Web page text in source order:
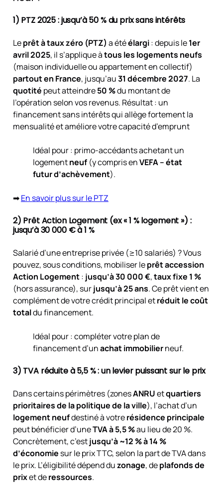
1) PTZ 2025 : jusqu’à 50 % du prix sans intérêts
Leprêt à taux zéro (PTZ) a étéélargi: depuis le1er
avril 2025, il s’applique àtous les logements neufs
(maison individuelle ou appartement en collectif)
partout en France, jusqu’au31 décembre 2027. La
quotité peut atteindre50 %du montant de
l’opération selon vos revenus. Résultat : un
financement sans intérêts qui allège fortement la
mensualité et améliore votre capacité d’emprunt
Idéal pour : primo-accédants achetant un
logementneuf(y compris enVEFA – état
futur d’achèvement).
➡En savoir plus sur le PTZ
2) Prêt Action Logement (ex « 1 % logement ») :
jusqu’à 30 000 € à 1 %
Salarié d’une entreprise privée (≥10 salariés) ? Vous
pouvez, sous conditions, mobiliser leprêt accession
Action Logement: jusqu’à 30 000 €,taux fixe 1 %
(hors assurance), surjusqu’à 25 ans. Ce prêt vient en
complément de votre crédit principal etréduit le coût
totaldu financement.
Idéal pour : compléter votre plan de
financement d’unachat immobilierneuf.
3) TVA réduite à 5,5 % : un levier puissant sur le prix
Dans certains périmètres (zonesANRUetquartiers
prioritaires de la politique de la ville), l’achat d’un
logement neufdestiné à votrerésidence principale
peut bénéficier d’uneTVA à 5,5 %au lieu de 20 %.
Concrètement, c’estjusqu’à ~12 % à 14 %
d’économie sur le prix TTC, selon la part de TVA dans
le prix. L’éligibilité dépend duzonage, deplafonds de
prixet deressources.